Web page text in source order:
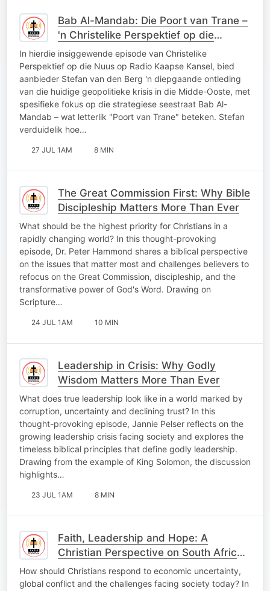
Bab Al-Mandab: Die Poort van Trane –
'n Christelike Perspektief op die
Midde-Ooste
In hierdie insiggewende episode van Christelike
Perspektief op die Nuus op Radio Kaapse Kansel, bied
aanbieder Stefan van den Berg 'n diepgaande ontleding
van die huidige geopolitieke krisis in die Midde-Ooste, met
spesifieke fokus op die strategiese seestraat Bab Al-
Mandab – wat letterlik "Poort van Trane" beteken. Stefan
verduidelik hoe…
27 JUL 1AM 8 MIN
The Great Commission First: Why Bible
Discipleship Matters More Than Ever
What should be the highest priority for Christians in a
rapidly changing world? In this thought-provoking
episode, Dr. Peter Hammond shares a biblical perspective
on the issues that matter most and challenges believers to
refocus on the Great Commission, discipleship, and the
transformative power of God's Word. Drawing on
Scripture…
24 JUL 1AM 10 MIN
Leadership in Crisis: Why Godly
Wisdom Matters More Than Ever
What does true leadership look like in a world marked by
corruption, uncertainty and declining trust? In this
thought-provoking episode, Jannie Pelser reflects on the
growing leadership crisis facing society and explores the
timeless biblical principles that define godly leadership.
Drawing from the example of King Solomon, the discussion
highlights…
23 JUL 1AM 8 MIN
Faith, Leadership and Hope: A
Christian Perspective on South Africa’s
Future
How should Christians respond to economic uncertainty,
global conflict and the challenges facing society today? In